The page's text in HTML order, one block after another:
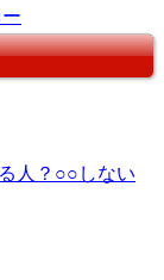
人？○○しない